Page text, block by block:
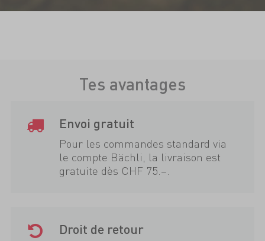
Tes avantages
Envoi gratuit
Pour les commandes standard via
le compte Bächli, la livraison est
gratuite dès CHF 75.–.
Droit de retour